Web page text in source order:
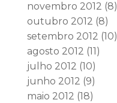
novembro 2012 (8)
outubro 2012 (8)
setembro 2012 (10)
agosto 2012 (11)
julho 2012 (10)
junho 2012 (9)
maio 2012 (18)